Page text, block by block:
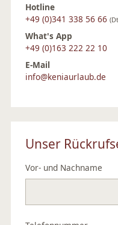
Hotline
+49 (0)341 338 56 66
What's App
+49 (0)163 222 22 10
E-Mail
info@keniaurlaub.de
Unser
Vor- und Nachname